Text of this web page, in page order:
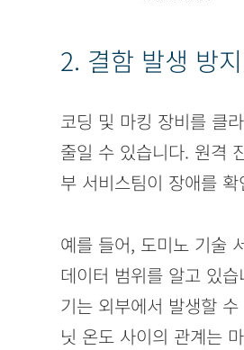
2. 결함 발생 방지
코딩 및 마킹 장비를 클
줄일 수 있습니다. 원격
부 서비스팀이 장애를
예를 들어, 도미노 기술
데이터 범위를 알고 있
기는 외부에서 발생할
닛 온도 사이의 관계는